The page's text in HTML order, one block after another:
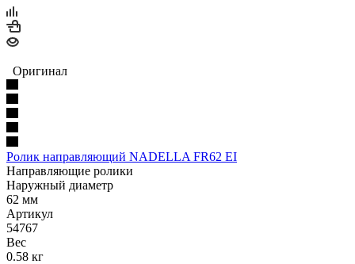
Оригинал
Ролик направляющий NADELLA FR62 EI
Направляющие ролики
Наружный диаметр
62 мм
Артикул
54767
Вес
0.58 кг